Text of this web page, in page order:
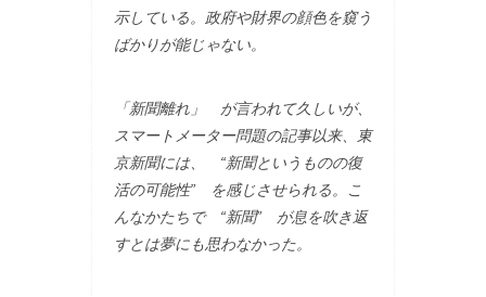
示している。政府や財界の顔色を窺う
ばかりが能じゃない。
「新聞離れ」 が言われて久しいが、
スマートメーター問題の記事以来、東
京新聞には、 “新聞というものの復
活の可能性” を感じさせられる。こ
んなかたちで “新聞” が息を吹き返
すとは夢にも思わなかった。